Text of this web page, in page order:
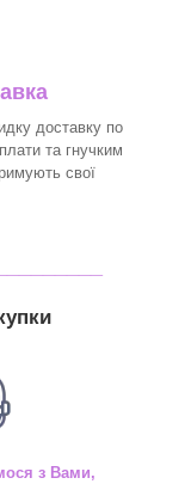
доставку по
та гнучким
свої
з Вами,